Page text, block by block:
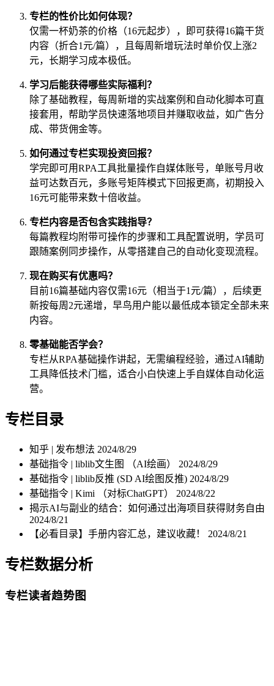
专栏的性价比如何体现？
仅需一杯奶茶的价格（16元起步），即可获得16篇干货
内容（折合1元/篇），且每周新增玩法时单价仅上涨2
元，长期学习成本极低。
学习后能获得哪些实际福利？
除了基础教程，每周新增的实战案例和自动化脚本可直
接套用，帮助学员快速落地项目并赚取收益，如广告分
成、带货佣金等。
如何通过专栏实现投资回报？
学完即可用RPA工具批量操作自媒体账号，单账号月收
益可达数百元，多账号矩阵模式下回报更高，初期投入
16元可能带来数十倍收益。
专栏内容是否包含实践指导？
每篇教程均附带可操作的步骤和工具配置说明，学员可
跟随案例同步操作，从零搭建自己的自动化变现流程。
现在购买有优惠吗？
目前16篇基础内容仅需16元（相当于1元/篇），后续更
新按每周2元递增，早鸟用户能以最低成本锁定全部未来
内容。
零基础能否学会？
专栏从RPA基础操作讲起，无需编程经验，通过AI辅助
工具降低技术门槛，适合小白快速上手自媒体自动化运
营。
专栏目录
知乎 | 发布想法 2024/8/29
基础指令 | liblib文生图 （AI绘画） 2024/8/29
基础指令 | liblib反推 (SD AI绘图反推) 2024/8/29
基础指令 | Kimi （对标ChatGPT） 2024/8/22
揭示AI与副业的结合：如何通过出海项目获得财务自由
2024/8/21
【必看目录】手册内容汇总，建议收藏！ 2024/8/21
专栏数据分析
专栏读者趋势图